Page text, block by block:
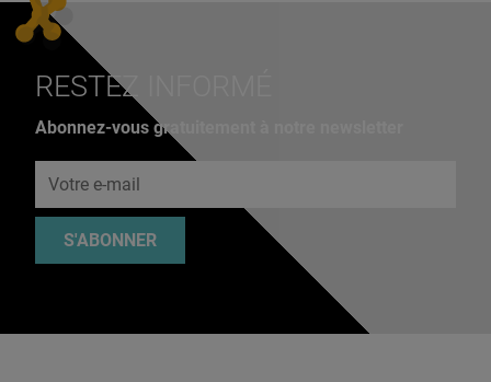
RESTEZ INFORMÉ
Abonnez-vous gratuitement à notre newsletter
S'ABONNER